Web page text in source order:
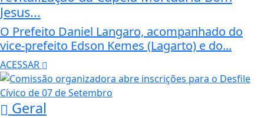
Jesus...
O Prefeito Daniel Langaro, acompanhado do
vice-prefeito Edson Kemes (Lagarto) e do...
ACESSAR
Geral